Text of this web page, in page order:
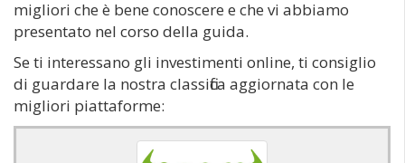
migliori che è bene conoscere e che vi abbiamo
presentato nel corso della guida.
Se ti interessano gli investimenti online, ti consiglio
di guardare la nostra classifica aggiornata con le
migliori piattaforme: